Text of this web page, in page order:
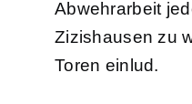
Abwehrarbeit
Zizishausen zu
Toren einlud.